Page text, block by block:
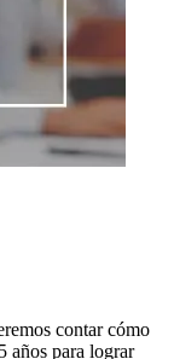
contar cómo
años para lograr